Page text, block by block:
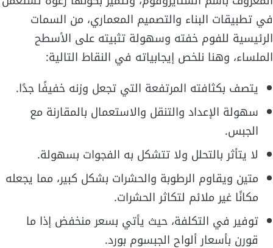
في تطبيقات البناء والتصميم المعماري، من السمات
الرئيسية للفوم خفته وسهولة تثبيته على الأسطح
الملساء، وهنا نلخص إيجابياته في النقاط التالية:
يتصف بكثافته المرتفعة التي تجعل وزنه خفيفًا جدًا.
سهولة الإعداد والتنقل والاستعمال بالمقارنة مع
الجبس.
لا يتأثر بالتحلل ولا تتشكل به الفجوات بسهولة.
متين ويقاوم الرطوبة والحشرات بشكل كبير، مما يجعله
مكانًا غير ملائم لتكاثر الحشرات.
توفير في التكلفة، حيث يأتي بسعر منخفض إذا ما
قورن بأسعار ألواح الجبسوم بورد.